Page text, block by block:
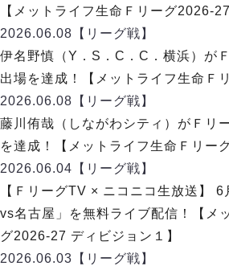
【メットライフ生命Ｆリーグ2026-
2026.06.08 【リーグ戦】
伊名野慎（Y．S．C．C．横浜）が
出場を達成！【メットライフ生命Ｆ
2026.06.08 【リーグ戦】
藤川侑哉（しながわシティ）がＦリ
を達成！【メットライフ生命Ｆリー
2026.06.04 【リーグ戦】
【ＦリーグTV × ニコニコ生放送】
vs名古屋」を無料ライブ配信！【メ
グ2026-27 ディビジョン１】
2026.06.03 【リーグ戦】